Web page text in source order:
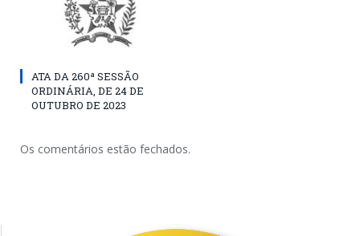
ATA DA 260ª SESSÃO
ORDINÁRIA, DE 24 DE
OUTUBRO DE 2023
Os comentários estão fechados.